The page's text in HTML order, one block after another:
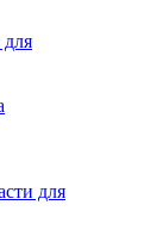
для
для